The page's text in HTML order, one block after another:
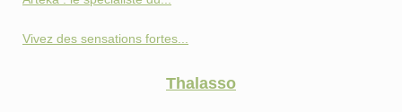
Vivez des sensations fortes...
Thalasso